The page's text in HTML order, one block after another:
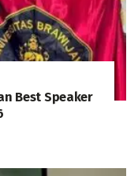
Best Speaker